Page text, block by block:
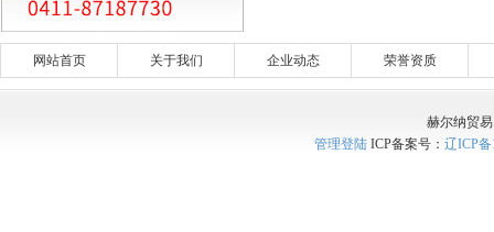
网站首页 关于我们 企业动态 荣誉资质
赫尔纳贸
管理登陆ICP备案号： 辽ICP备